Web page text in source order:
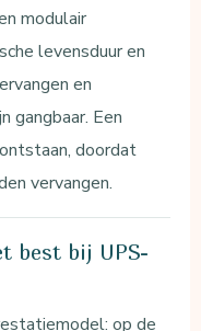
modulair
levensduur en
en
gangbaar. Een
doordat
vervangen.
best bij UPS-
op de